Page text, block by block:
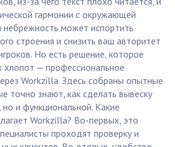
гармонии с окружающей
небрежность может испортить
строения и снизить ваш авторитет
Но есть решение, которое
хлопот — профессиональное
Workzilla. Здесь собраны опытные
точно знают, как сделать вывеску
и функциональной. Какие
Workzilla? Во-первых, это
проходят проверку и